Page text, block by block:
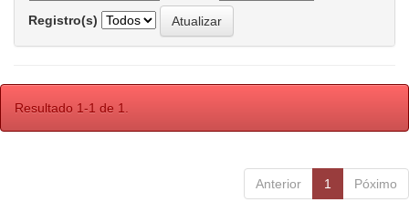
Registro(s)
Resultado 1-1 de 1.
Anterior 1 Póximo